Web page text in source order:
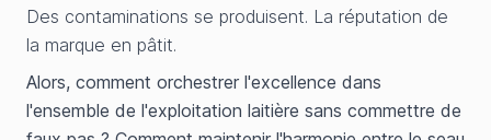
Des contaminations se produisent. La réputation de
la marque en pâtit.
Alors, comment orchestrer l'excellence dans
l'ensemble de l'exploitation laitière sans commettre de